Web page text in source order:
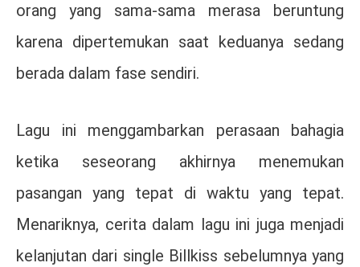
orang yang sama-sama merasa beruntung
karena dipertemukan saat keduanya sedang
berada dalam fase sendiri.
Lagu ini menggambarkan perasaan bahagia
ketika seseorang akhirnya menemukan
pasangan yang tepat di waktu yang tepat.
Menariknya, cerita dalam lagu ini juga menjadi
kelanjutan dari single Billkiss sebelumnya yang